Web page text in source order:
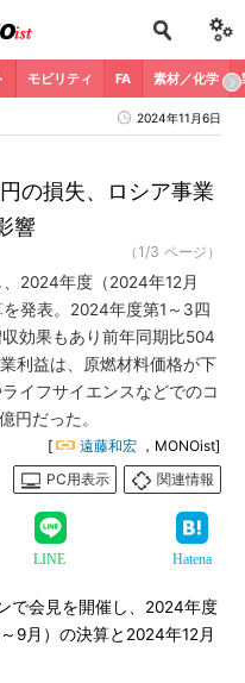
モビリティ FA 素材／化学
2024年11月6日
の損失、ロシア事業
響
（1/3 ページ）
2024年度（2024年12月
発表。2024年度第1～3四
効果もあり前年同期比504
利益は、原燃材料価格が下
イフサイエンスなどでのコ
円だった。
[ 遠藤和宏 ，MONOist]
PC用表示
関連情報
LINE Hatena
で会見を開催し、2024年度
9月）の決算と2024年12月